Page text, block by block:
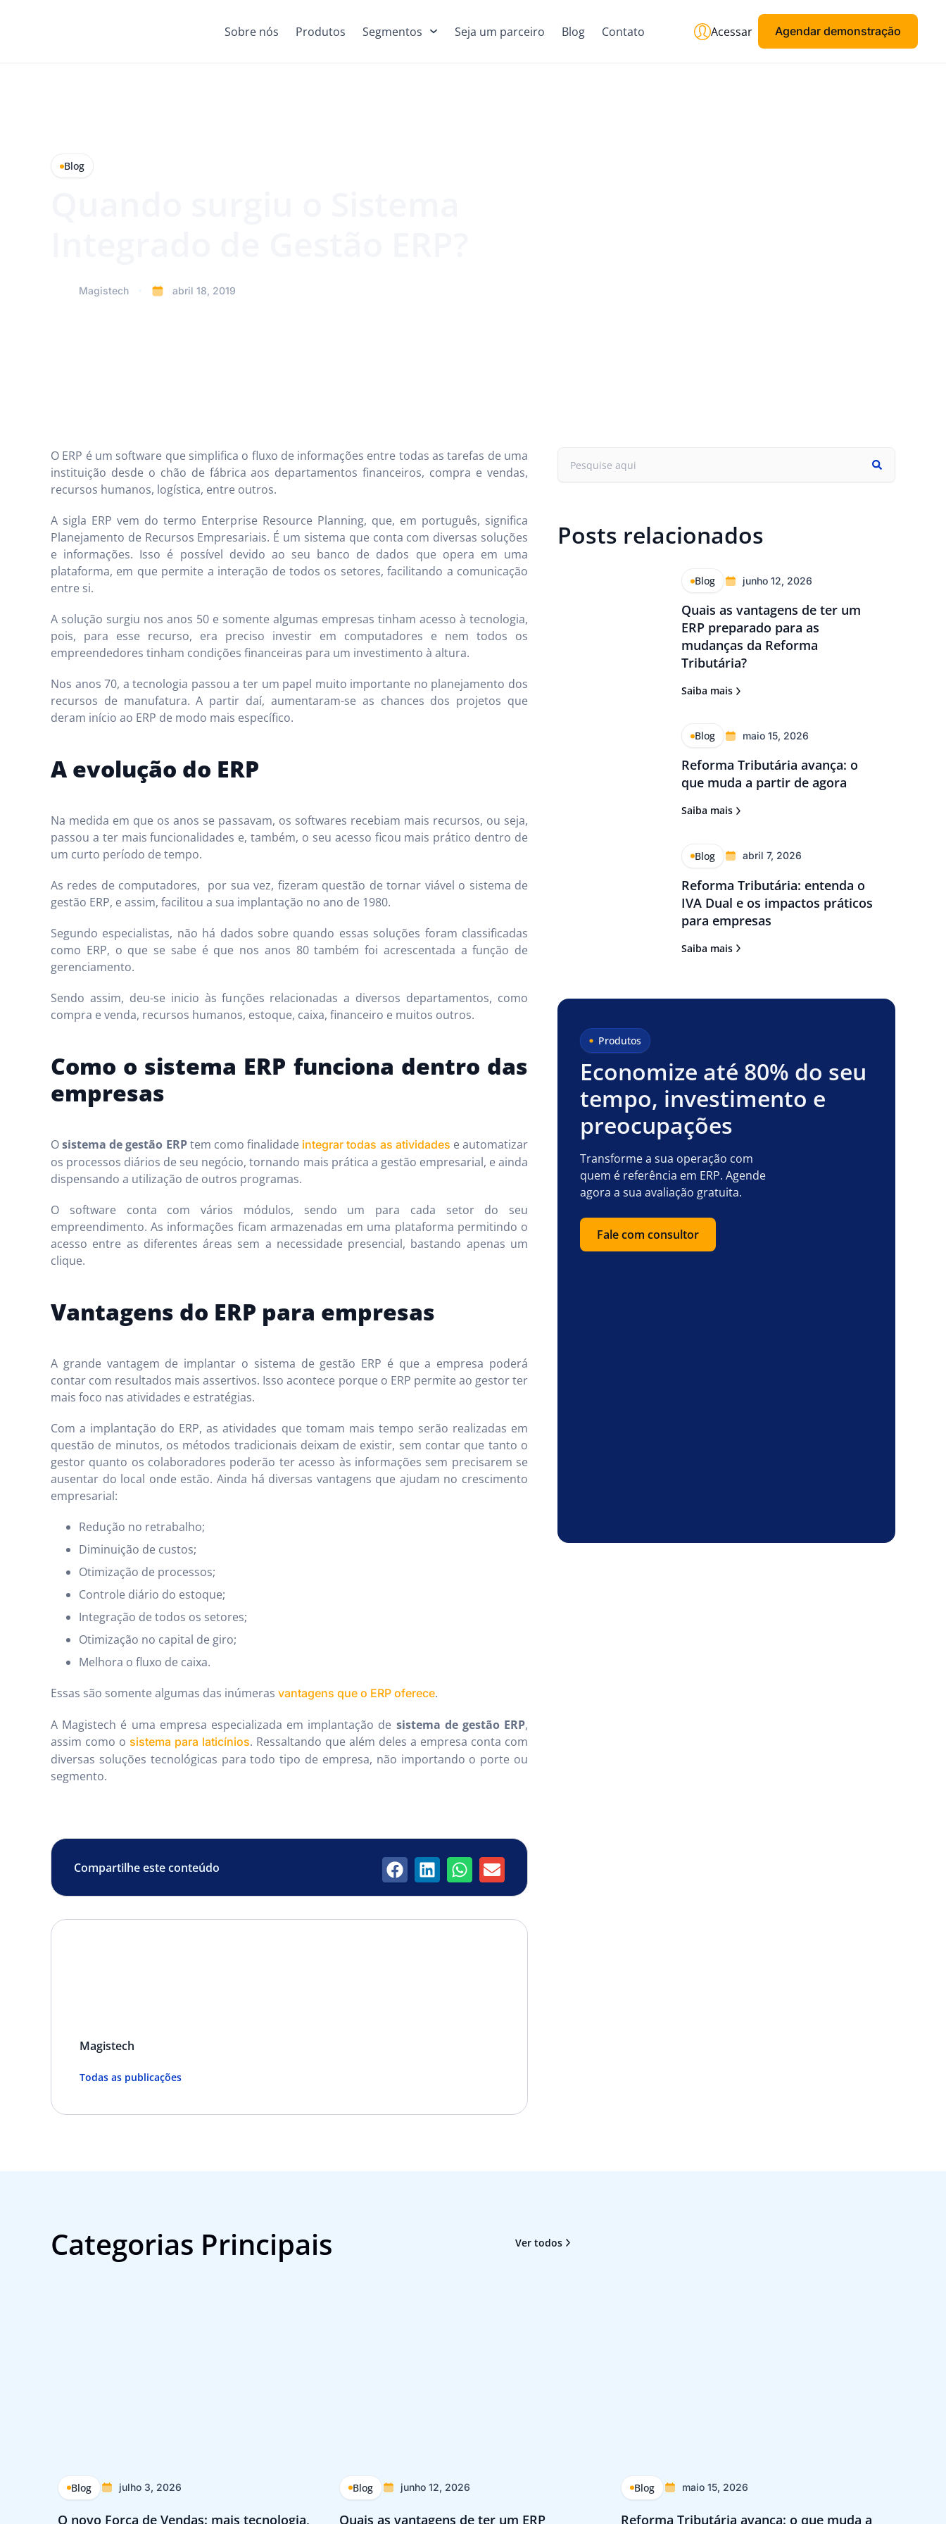
Sobre nós Produtos Segmentos Seja um parceiro Blog Contato Agendar demonstração
Acessar
Blog
Magistech abril 18, 2019
O ERP é um software que simplifica o fluxo de informações entre todas as tarefas de uma
instituição desde o chão de fábrica aos departamentos financeiros, compra e vendas,
recursos humanos, logística, entre outros.
A sigla ERP vem do termo Enterprise Resource Planning, que, em português, significa
Planejamento de Recursos Empresariais. É um sistema que conta com diversas soluções
e informações. Isso é possível devido ao seu banco de dados que opera em uma
plataforma, em que permite a interação de todos os setores, facilitando a comunicação
entre si.
A solução surgiu nos anos 50 e somente algumas empresas tinham acesso à tecnologia,
pois, para esse recurso, era preciso investir em computadores e nem todos os
empreendedores tinham condições financeiras para um investimento à altura.
Nos anos 70, a tecnologia passou a ter um papel muito importante no planejamento dos
recursos de manufatura. A partir daí, aumentaram-se as chances dos projetos que
deram início ao ERP de modo mais específico.
A evolução do ERP
Na medida em que os anos se passavam, os softwares recebiam mais recursos, ou seja,
passou a ter mais funcionalidades e, também, o seu acesso ficou mais prático dentro de
um curto período de tempo.
As redes de computadores, por sua vez, fizeram questão de tornar viável o sistema de
gestão ERP, e assim, facilitou a sua implantação no ano de 1980.
Segundo especialistas, não há dados sobre quando essas soluções foram classificadas
como ERP, o que se sabe é que nos anos 80 também foi acrescentada a função de
gerenciamento.
Sendo assim, deu-se inicio às funções relacionadas a diversos departamentos, como
compra e venda, recursos humanos, estoque, caixa, financeiro e muitos outros.
Como o sistema ERP funciona dentro das
empresas
Osistema de gestão ERPtem como finalidade integrar todas as atividades e automatizar
os processos diários de seu negócio, tornando mais prática a gestão empresarial, e ainda
dispensando a utilização de outros programas.
O software conta com vários módulos, sendo um para cada setor do seu
empreendimento. As informações ficam armazenadas em uma plataforma permitindo o
acesso entre as diferentes áreas sem a necessidade presencial, bastando apenas um
clique.
Vantagens do ERP para empresas
A grande vantagem de implantar o sistema de gestão ERP é que a empresa poderá
contar com resultados mais assertivos. Isso acontece porque o ERP permite ao gestor ter
mais foco nas atividades e estratégias.
Com a implantação do ERP, as atividades que tomam mais tempo serão realizadas em
questão de minutos, os métodos tradicionais deixam de existir, sem contar que tanto o
gestor quanto os colaboradores poderão ter acesso às informações sem precisarem se
ausentar do local onde estão. Ainda há diversas vantagens que ajudam no crescimento
empresarial:
Redução no retrabalho;
Diminuição de custos;
Otimização de processos;
Controle diário do estoque;
Integração de todos os setores;
Otimização no capital de giro;
Melhora o fluxo de caixa.
Essas são somente algumas das inúmeras vantagens que o ERP oferece.
A Magistech é uma empresa especializada em implantação de sistema de gestão ERP,
assim como o sistema para laticínios. Ressaltando que além deles a empresa conta com
diversas soluções tecnológicas para todo tipo de empresa, não importando o porte ou
segmento.
Compartilhe este conteúdo
Magistech
Todas as publicações
Posts relacionados
Blog junho 12, 2026
Quais as vantagens de ter um
ERP preparado para as
mudanças da Reforma
Tributária?
Saiba mais
Blog maio 15, 2026
Reforma Tributária avança: o
que muda a partir de agora
Saiba mais
Blog abril 7, 2026
Reforma Tributária: entenda o
IVA Dual e os impactos práticos
para empresas
Saiba mais
Produtos
Economize até 80% do seu
tempo, investimento e
preocupações
Transforme a sua operação com
quem é referência em ERP. Agende
agora a sua avaliação gratuita.
Fale com consultor
Ver todos
Categorias Principais
Blog julho 3, 2026
O novo Força de Vendas: mais tecnologia,
Blog junho 12, 2026
Quais as vantagens de ter um ERP
Blog maio 15, 2026
Reforma Tributária avança: o que muda a